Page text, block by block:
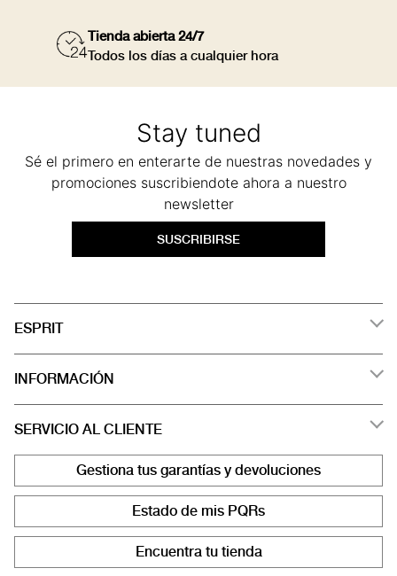
Tienda abierta 24/7
Todos los días a cualquier hora
Stay tuned
Sé el primero en enterarte de nuestras novedades y
promociones suscribiendote ahora a nuestro
newsletter
SUSCRIBIRSE
ESPRIT
INFORMACIÓN
SERVICIO AL CLIENTE
Gestiona tus garantías y devoluciones
Estado de mis PQRs
Encuentra tu tienda